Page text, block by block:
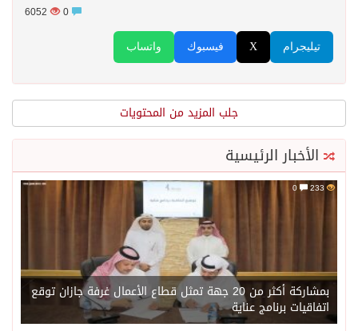
6052
واتساب فيسبوك X تيليجرام
جلب المزيد من المحتويات
الأخبار الرئيسية
233
بمشاركة أكثر من 20 جهة تمثل قطاع الأعمال غرفة جازان توقع
اتفاقيات برنامج عناية